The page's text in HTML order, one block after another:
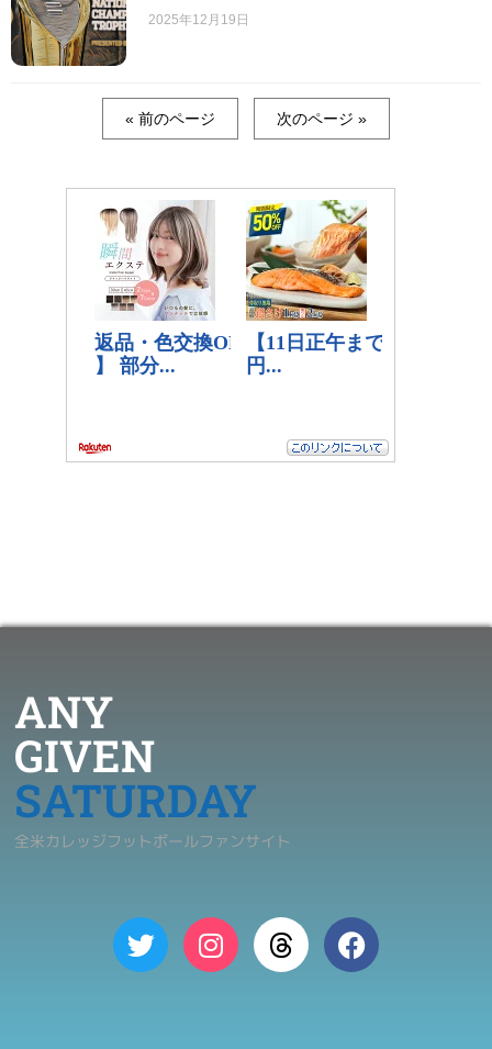
2025年12月19日
« 前のページ 次のページ »
ANY
GIVEN
SATURDAY
全米カレッジフットボールファンサイト